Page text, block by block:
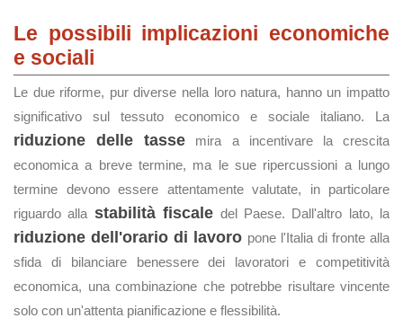
Le possibili implicazioni economiche
e sociali
Le due riforme, pur diverse nella loro natura, hanno un impatto
significativo sul tessuto economico e sociale italiano. La
riduzione delle tasse mira a incentivare la crescita
economica a breve termine, ma le sue ripercussioni a lungo
termine devono essere attentamente valutate, in particolare
riguardo alla stabilità fiscale del Paese. Dall'altro lato, la
riduzione dell'orario di lavoro pone l'Italia di fronte alla
sfida di bilanciare benessere dei lavoratori e competitività
economica, una combinazione che potrebbe risultare vincente
solo con un'attenta pianificazione e flessibilità​.